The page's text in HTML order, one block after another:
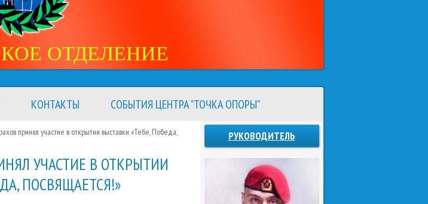
ОТДЕЛЕНИЕ
КОНТАКТЫ СОБЫТИЯ ЦЕНТРА "ТОЧКА ОПОРЫ"
принял участие в открытии выставки «Тебе, Победа,
УЧАСТИЕ В ОТКРЫТИИ
ПОСВЯЩАЕТСЯ!»
РУКОВОДИТЕЛЬ